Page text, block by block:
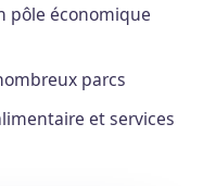
pôle économique
parcs
et services